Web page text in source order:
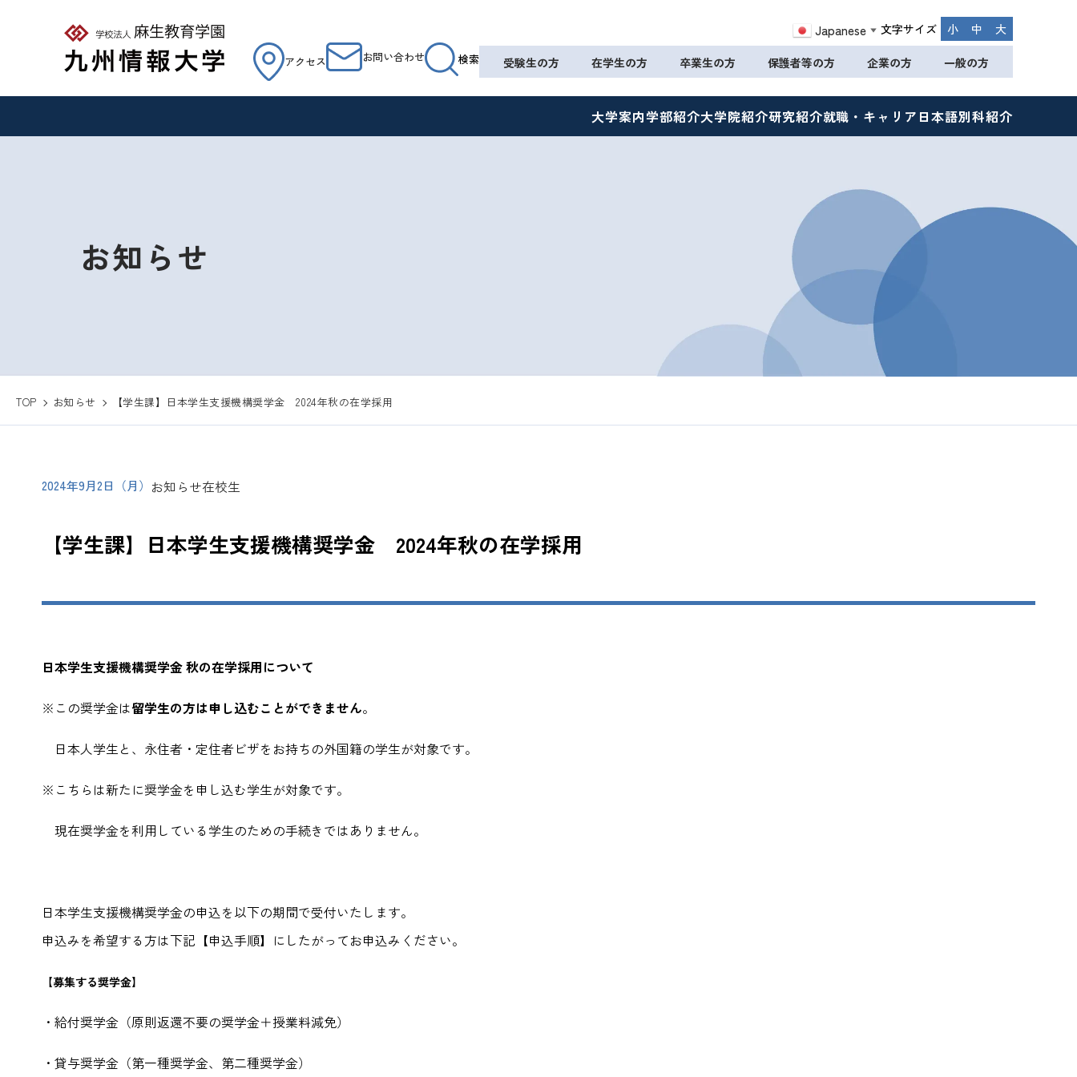
Japanese ▼ 文字サイズ 小 中 大
アクセス お問い合わせ 検索 受験生の方 在学生の方 卒業生の方 保護者等の方 企業の方 一般の方
大学案内学部紹介大学院紹介研究紹介就職・キャリア 日本語別科紹介
お知らせ
TOP お知らせ 【学生課】日本学生支援機構奨学金 2024年秋の在学採用
2024年9月2日（月） お知らせ在校生
【学生課】日本学生支援機構奨学金 2024年秋の在学採用
日本学生支援機構奨学金秋の在学採用について
※この奨学金は留学生の方は申し込むことができません。
日本人学生と、永住者・定住者ビザをお持ちの外国籍の学生が対象です。
※こちらは新たに奨学金を申し込む学生が対象です。
現在奨学金を利用している学生のための手続きではありません。
日本学生支援機構奨学金の申込を以下の期間で受付いたします。
申込みを希望する方は下記【申込手順】にしたがってお申込みください。
【募集する奨学金】
・給付奨学金（原則返還不要の奨学金＋授業料減免）
・貸与奨学金（第一種奨学金、第二種奨学金）